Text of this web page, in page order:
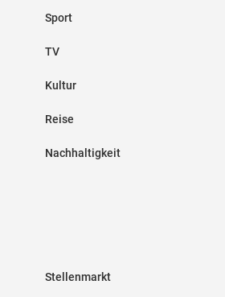
Sport
TV
Kultur
Reise
Nachhaltigkeit
Stellenmarkt